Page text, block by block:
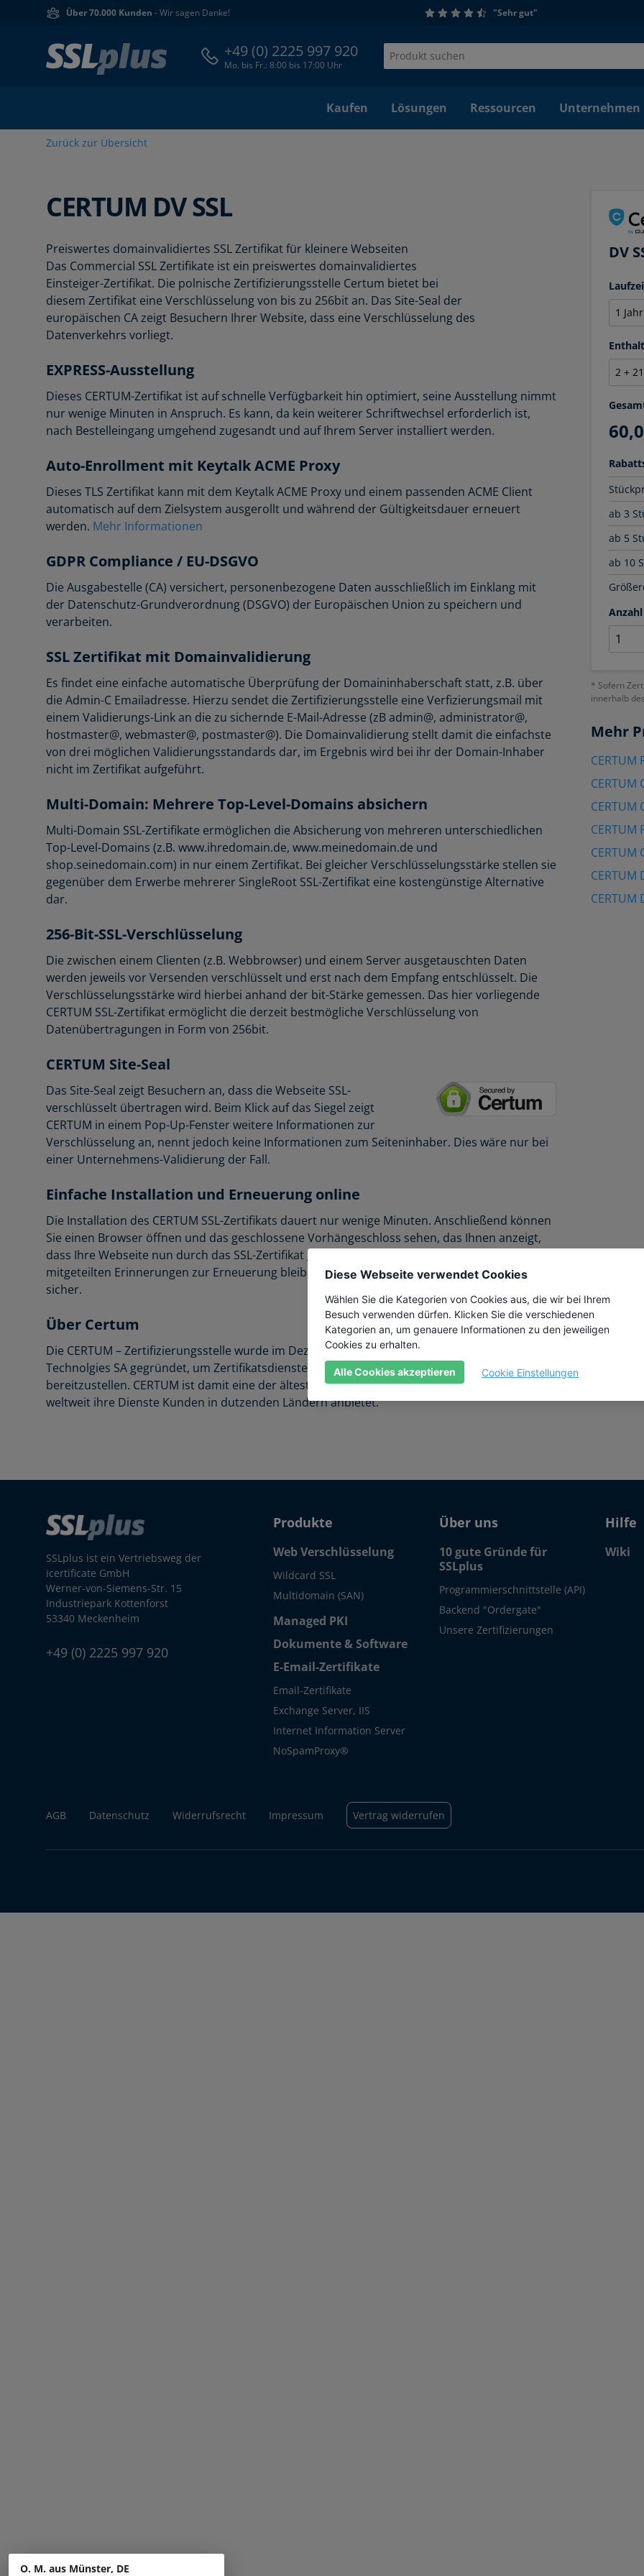
Über 70.000 Kunden - Wir sagen Danke! "Sehr gut"
+49 (0) 2225 997 920
Mo. bis Fr.: 8:00 bis 17:00 Uhr
Kaufen Lösungen Ressourcen Unternehmen
Zurück zur Übersicht
CERTUM DV SSL
Preiswertes domainvalidiertes SSL Zertifikat für kleinere Webseiten
Das Commercial SSL Zertifikate ist ein preiswertes domainvalidiertes
Einsteiger-Zertifikat. Die polnische Zertifizierungsstelle Certum bietet bei
diesem Zertifikat eine Verschlüsselung von bis zu 256bit an. Das Site-Seal der
europäischen CA zeigt Besuchern Ihrer Website, dass eine Verschlüsselung des
Datenverkehrs vorliegt.
EXPRESS-Ausstellung
Dieses CERTUM-Zertifikat ist auf schnelle Verfügbarkeit hin optimiert, seine Ausstellung nimmt
nur wenige Minuten in Anspruch. Es kann, da kein weiterer Schriftwechsel erforderlich ist,
nach Bestelleingang umgehend zugesandt und auf Ihrem Server installiert werden.
Auto-Enrollment mit Keytalk ACME Proxy
Dieses TLS Zertifikat kann mit dem Keytalk ACME Proxy und einem passenden ACME Client
automatisch auf dem Zielsystem ausgerollt und während der Gültigkeitsdauer erneuert
werden. Mehr Informationen
GDPR Compliance / EU-DSGVO
Die Ausgabestelle (CA) versichert, personenbezogene Daten ausschließlich im Einklang mit
der Datenschutz-Grundverordnung (DSGVO) der Europäischen Union zu speichern und
verarbeiten.
SSL Zertifikat mit Domainvalidierung
Es findet eine einfache automatische Überprüfung der Domaininhaberschaft statt, z.B. über
die Admin-C Emailadresse. Hierzu sendet die Zertifizierungsstelle eine Verfizierungsmail mit
einem Validierungs-Link an die zu sichernde E-Mail-Adresse (zB admin@, administrator@,
hostmaster@, webmaster@, postmaster@). Die Domainvalidierung stellt damit die einfachste
von drei möglichen Validierungsstandards dar, im Ergebnis wird bei ihr der Domain-Inhaber
nicht im Zertifikat aufgeführt.
Multi-Domain: Mehrere Top-Level-Domains absichern
Multi-Domain SSL-Zertifikate ermöglichen die Absicherung von mehreren unterschiedlichen
Top-Level-Domains (z.B. www.ihredomain.de, www.meinedomain.de und
shop.seinedomain.com) in nur einem Zertifikat. Bei gleicher Verschlüsselungsstärke stellen sie
gegenüber dem Erwerbe mehrerer SingleRoot SSL-Zertifikat eine kostengünstige Alternative
dar.
256-Bit-SSL-Verschlüsselung
Die zwischen einem Clienten (z.B. Webbrowser) und einem Server ausgetauschten Daten
werden jeweils vor Versenden verschlüsselt und erst nach dem Empfang entschlüsselt. Die
Verschlüsselungsstärke wird hierbei anhand der bit-Stärke gemessen. Das hier vorliegende
CERTUM SSL-Zertifikat ermöglicht die derzeit bestmögliche Verschlüsselung von
Datenübertragungen in Form von 256bit.
CERTUM Site-Seal
Das Site-Seal zeigt Besuchern an, dass die Webseite SSL-
verschlüsselt übertragen wird. Beim Klick auf das Siegel zeigt
CERTUM in einem Pop-Up-Fenster weitere Informationen zur
Verschlüsselung an, nennt jedoch keine Informationen zum Seiteninhaber. Dies wäre nur bei
einer Unternehmens-Validierung der Fall.
Einfache Installation und Erneuerung online
Die Installation des CERTUM SSL-Zertifikats dauert nur wenige Minuten. Anschließend können
Sie einen Browser öffnen und das geschlossene Vorhängeschloss sehen, das Ihnen anzeigt,
dass Ihre Webseite nun durch das SSL-Zertifikat geschützt wird. Durch unsere rechtzeitig
mitgeteilten Erinnerungen zur Erneuerung bleiben Ihre Webseiten ohne Unterbrechung
sicher.
Über Certum
Die CERTUM – Zertifizierungsstelle wurde im Dezember 1998 als Abteilung der Unizeto
Technolgies SA gegründet, um Zertifikatsdienste mit Bezug zur elektronischen Signatur
bereitzustellen. CERTUM ist damit eine der ältesten und größten öffentlichen CAs in Polen, die
weltweit ihre Dienste Kunden in dutzenden Ländern anbietet.
DV
ab 3
ab 5
ab 10
Anzahl
* Sofern
innerhalb
Mehr
CERTUM
CERTUM
CERTUM
CERTUM
CERTUM
SSLplus ist ein Vertriebsweg der
icertificate GmbH
Werner-von-Siemens-Str. 15
Industriepark Kottenforst
53340 Meckenheim
+49 (0) 2225 997 920
Produkte
Web Verschlüsselung
Wildcard SSL
Multidomain (SAN)
Managed PKI
Dokumente & Software
E-Email-Zertifikate
Email-Zertifikate
Exchange Server, IIS
Internet Information Server
NoSpamProxy®
Über uns
10 gute Gründe für
SSLplus
Programmierschnittstelle (API)
Backend "Ordergate"
Unsere Zertifizierungen
Hilfe
Wiki
AGB Datenschutz Widerrufsrecht Impressum Vertrag widerrufen
Diese Webseite verwendet Cookies
Wählen Sie die Kategorien von Cookies aus, die wir bei Ihrem
Besuch verwenden dürfen. Klicken Sie die verschiedenen
Kategorien an, um genauere Informationen zu den jeweiligen
Cookies zu erhalten.
Alle Cookies akzeptieren Cookie Einstellungen
O. M. aus Münster, DE